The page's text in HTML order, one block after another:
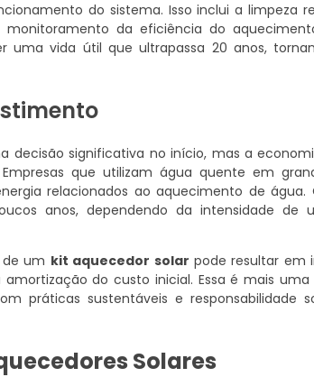
do sistema. Isso inclui a limpeza
da eficiência do
uma vida útil que ultrapassa 20 anos,
decisão significativa no início, mas a
que utilizam água quente em
relacionados ao aquecimento de água.
anos, dependendo da intensidade de
um kit aquecedor solar pode resultar em
do custo inicial. Essa é mais
práticas sustentáveis e responsabilidade
Solares